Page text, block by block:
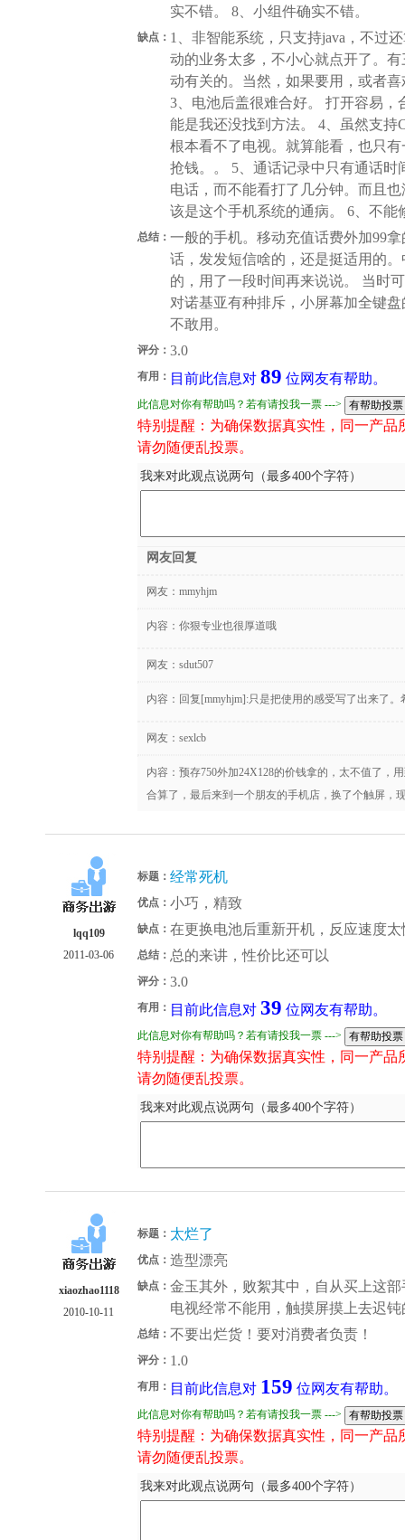
实不错。 8、小组件确实不错。
缺点： 1、非智能系统，只支持java，不过
动的业务太多，不小心就点开了。
动有关的。当然，如果要用，或者
3、电池后盖很难合好。 打开容易
能是我还没找到方法。 4、虽然支
根本看不了电视。就算能看，也只
抢钱。。 5、通话记录中只有通话
电话，而不能看打了几分钟。而且
该是这个手机系统的通病。 6、不能
总结： 一般的手机。移动充值话费外加99
话，发发短信啥的，还是挺适用的
的，用了一段时间再来说说。 当时
对诺基亚有种排斥，小屏幕加全键
不敢用。
评分： 3.0
有用： 目前此信息对 89 位网友有帮助。
此信息对你有帮助吗？若有请投我一票 --->
特别提醒：为确保数据真实性，同一产
请勿随便乱投票。
我来对此观点说两句（最多400个字符）
网友回复
网友： mmyhjm
内容：你狠专业也很厚道哦
网友： sdut507
内容：回复[mmyhjm]:只是把使用的感受写了出来了
网友： sexlcb
内容：预存750外加24X128的价钱拿的，太不值了，
合算了，最后来到一个朋友的手机店，换了个触屏，
lqq109
2011-03-06
标题： 经常死机
优点： 小巧，精致
缺点： 在更换电池后重新开机，反应速度
总结： 总的来讲，性价比还可以
评分： 3.0
有用： 目前此信息对 39 位网友有帮助。
此信息对你有帮助吗？若有请投我一票 --->
特别提醒：为确保数据真实性，同一产
请勿随便乱投票。
我来对此观点说两句（最多400个字符）
xiaozhao1118
2010-10-11
标题： 太烂了
优点： 造型漂亮
缺点： 金玉其外，败絮其中，自从买上这
电视经常不能用，触摸屏摸上去迟
总结： 不要出烂货！要对消费者负责！
评分： 1.0
有用： 目前此信息对 159 位网友有帮助。
此信息对你有帮助吗？若有请投我一票 --->
特别提醒：为确保数据真实性，同一产
请勿随便乱投票。
我来对此观点说两句（最多400个字符）